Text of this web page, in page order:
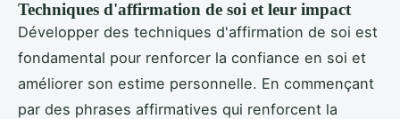
Techniques d'affirmation de soi et leur impact
Développer des techniques d'affirmation de soi est
fondamental pour renforcer la confiance en soi et
améliorer son estime personnelle. En commençant
par des phrases affirmatives qui renforcent la